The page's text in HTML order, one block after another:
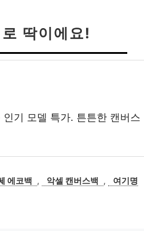
딱이에요!
기 모델 특가. 튼튼한 캔버스
에코백 , 악셀 캔버스백 ,
여기명